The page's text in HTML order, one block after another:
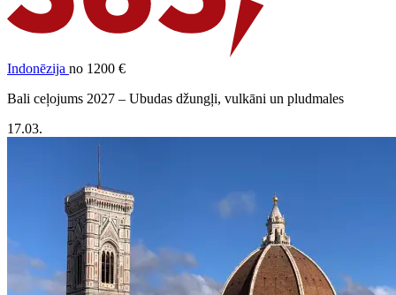
Indonēzija no 1200 €
Bali ceļojums 2027 – Ubudas džungļi, vulkāni un pludmales
17.03.